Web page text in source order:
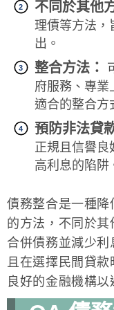
不同於其他
理債等方法，
出。
整合方法：
府服務、專業
適合的整合方
預防非法貸
正規且信譽良
高利息的陷阱
債務整合是一種
的方法，不同於
合併債務並減少利
且在選擇民間貸
良好的金融機構